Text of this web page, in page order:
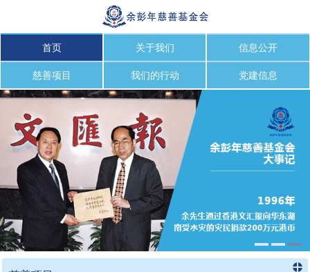
首页 关于我们 信息公开
慈善项目 我们的行动 党建信息